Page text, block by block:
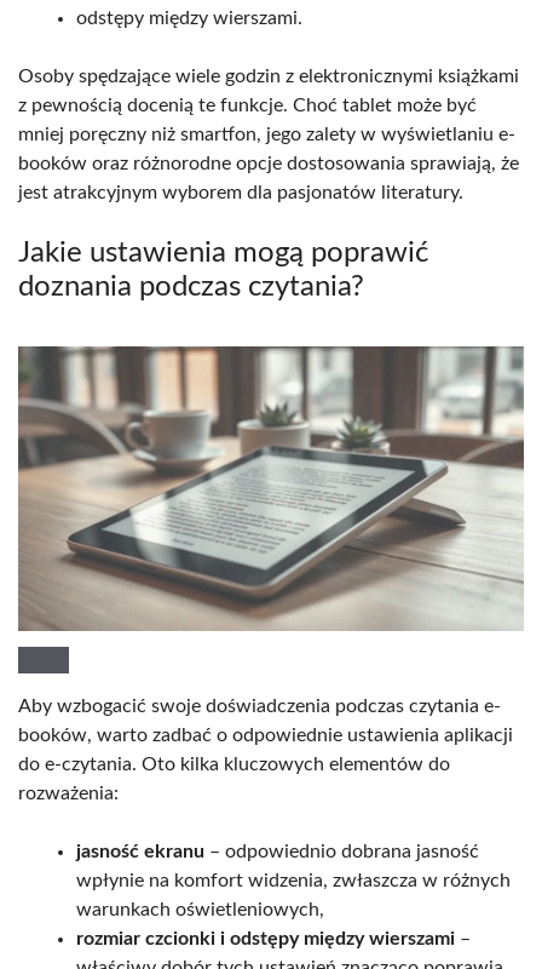
odstępy między wierszami.
Osoby spędzające wiele godzin z elektronicznymi książkami
z pewnością docenią te funkcje. Choć tablet może być
mniej poręczny niż smartfon, jego zalety w wyświetlaniu e-
booków oraz różnorodne opcje dostosowania sprawiają, że
jest atrakcyjnym wyborem dla pasjonatów literatury.
Jakie ustawienia mogą poprawić
doznania podczas czytania?
Aby wzbogacić swoje doświadczenia podczas czytania e-
booków, warto zadbać o odpowiednie ustawienia aplikacji
do e-czytania. Oto kilka kluczowych elementów do
rozważenia:
jasność ekranu – odpowiednio dobrana jasność
wpłynie na komfort widzenia, zwłaszcza w różnych
warunkach oświetleniowych,
rozmiar czcionki i odstępy między wierszami –